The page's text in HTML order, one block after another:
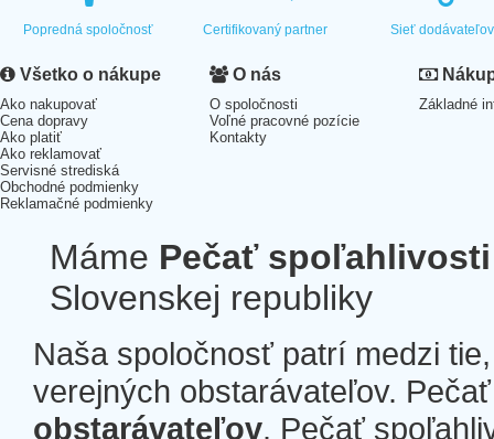
Popredná spoločnosť Certifikovaný partner Sieť dodávateľov
Všetko o nákupe
Ako nakupovať
Cena dopravy
Ako platiť
Ako reklamovať
Servisné strediská
Obchodné podmienky
Reklamačné podmienky
O nás
O spoločnosti
Voľné pracovné pozície
Kontakty
Základné
Máme Pečať spoľahlivosti
Slovenskej republiky
Naša spoločnosť patrí medzi
verejných obstarávateľov.
obstarávateľov. Pečať